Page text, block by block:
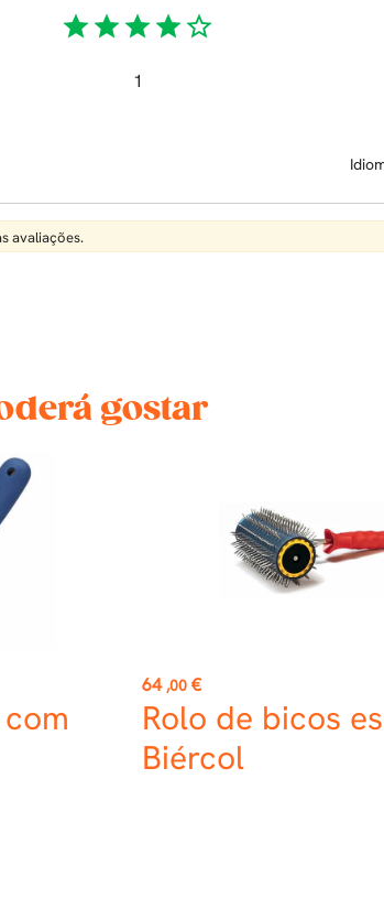
starstarstarstarstar_border
1
avaliações.
gostar
Preço
64 ,00 €
Rolo de bicos
Biércol